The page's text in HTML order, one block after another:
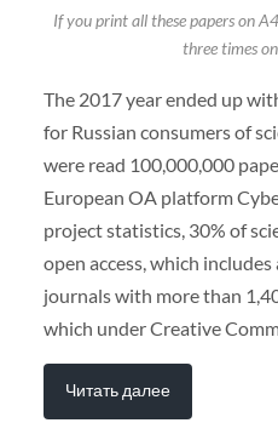
If you print all these papers on
three times
The 2017 year ended up
for Russian consumers of
were read 100,000,000
European OA platform
project statistics, 30% of
open access, which
journals with more than
which under Creative
Читать далее